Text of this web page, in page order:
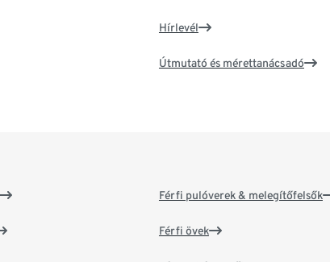
Hírlevél
Útmutató és mérettanácsadó
Férfi pulóverek & melegítőfelsők
Férfi övek